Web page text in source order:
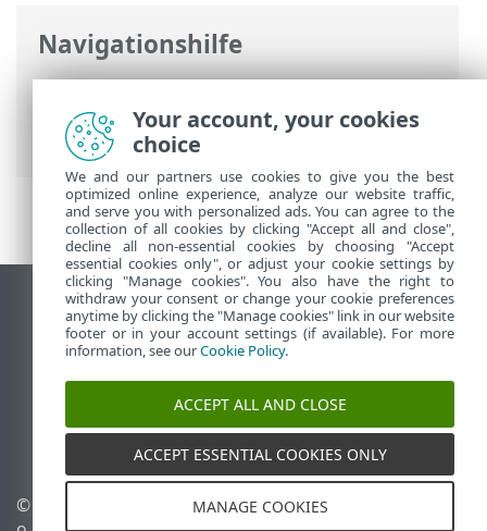
Navigationshilfe
ESET Online-Hilfe>ESET PROTECT>
Verwendung von ESET PROTECT> Über
ESET PROTECT
Desktop-Site anzeigen
End of Life
ESET Knowledgebase
ESET-Forum
ESET Status Portal
Regionaler Support
© 1992 - 2026 ESET, spol. s r.
Cookies verwalten
Your account, your cookies
choice
We and our partners use cookies to give you the best
optimized online experience, analyze our website traffic,
and serve you with personalized ads. You can agree to the
collection of all cookies by clicking "Accept all and close",
decline all non-essential cookies by choosing "Accept
essential cookies only", or adjust your cookie settings by
clicking "Manage cookies". You also have the right to
withdraw your consent or change your cookie preferences
anytime by clicking the "Manage cookies" link in our website
footer or in your account settings (if available). For more
information, see ourCookie Policy.
ACCEPT ALL AND CLOSE
ACCEPT ESSENTIAL COOKIES ONLY
MANAGE COOKIES